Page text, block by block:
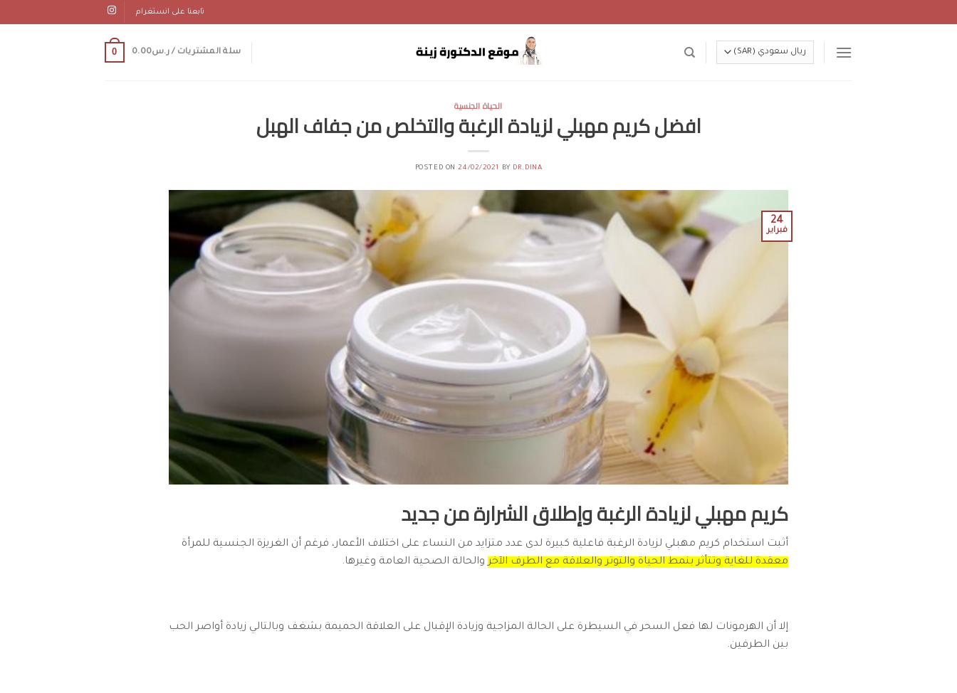
to
تابعنا على انستغرام
سلة المشتريات /ر.س0.00
0
الحياة الجنسية
افضل كريم مهبلي لزيادة الرغبة والتخلص من جفاف الهبل
POSTED ON24/02/2021 BY DR.DINA
24
فبراير
كريم مهبلي لزيادة الرغبة وإطلاق الشرارة من جديد
أثبت استخدام كريم مهبلي لزيادة الرغبة فاعلية كبيرة لدى عدد متزايد من النساء على اختلاف الأعمار، فرغم أن الغريزة الجنسية للمرأة
معقدة للغاية وتتأثر بنمط الحياة والتوتر والعلاقة مع الطرف الآخروالحالة الصحية العامة وغيرها.
إلا أن الهرمونات لها فعل السحر في السيطرة على الحالة المزاجية وزيادة الإقبال على العلاقة الحميمة بشغف وبالتالي زيادة أواصر الحب
بين الطرفين.